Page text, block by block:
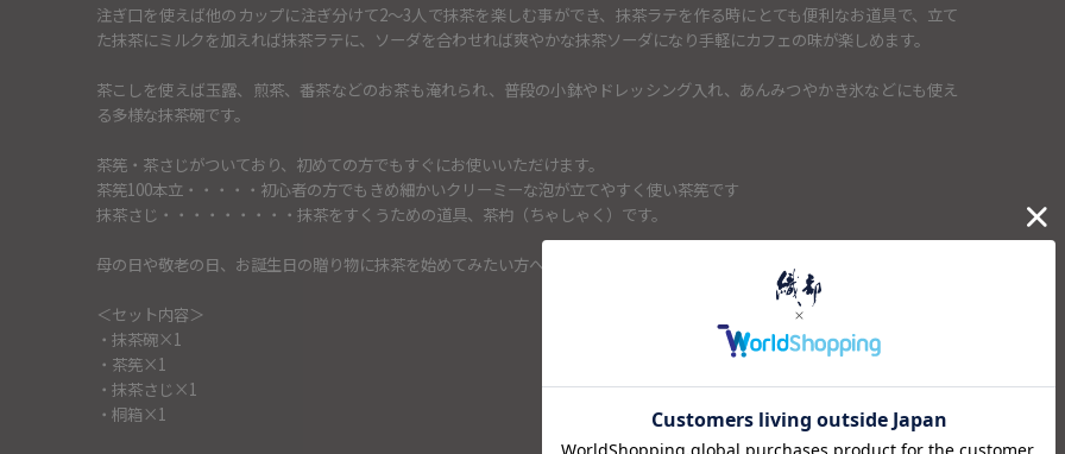
注ぎ口を使えば他のカップに注ぎ分けて2～3人で抹茶を楽しむ事ができ、抹茶ラテを作る時にとても便利なお道具で、立て
た抹茶にミルクを加えれば抹茶ラテに、ソーダを合わせれば爽やかな抹茶ソーダになり手軽にカフェの味が楽しめます。
茶こしを使えば玉露、煎茶、番茶などのお茶も淹れられ、普段の小鉢やドレッシング入れ、あんみつやかき氷などにも使え
る多様な抹茶碗です。
茶筅・茶さじがついており、初めての方でもすぐにお使いいただけます。
茶筅100本立・・・・・初心者の方でもきめ細かいクリーミーな泡が立てやすく使い茶筅です
抹茶さじ・・・・・・・・・抹茶をすくうための道具、茶杓（ちゃしゃく）です。
母の日や敬老の日、お誕生日の贈り物に抹茶を始めてみたい方へのプレゼントとしても喜ばれそうです。
＜セット内容＞
・抹茶碗×1
・茶筅×1
・抹茶さじ×1
・桐箱×1